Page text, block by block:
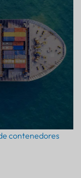
contenedores